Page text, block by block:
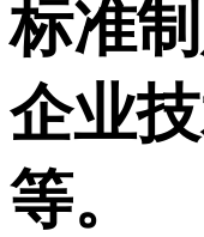
标准
企业
等。